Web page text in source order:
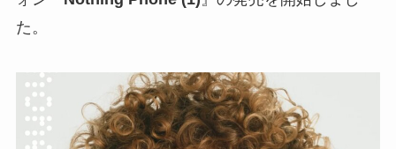
た。